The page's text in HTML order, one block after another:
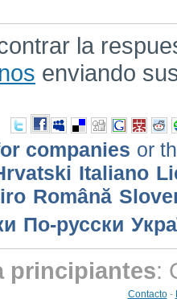
la
enviando
companies or
Italiano
Română
По-русски
principiantes:
Contacto-